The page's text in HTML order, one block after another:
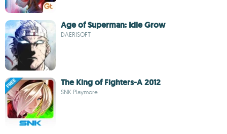
Age of Superman: Idle Grow
DAERISOFT
The King of Fighters-A 2012
SNK Playmore